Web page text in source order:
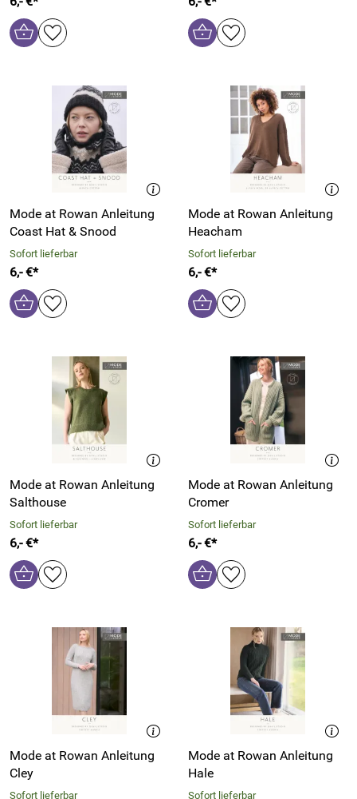
Mode at Rowan Anleitung
Coast Hat & Snood
Sofort lieferbar
6,- €*
Mode at Rowan Anleitung
Heacham
Sofort lieferbar
6,- €*
Mode at Rowan Anleitung
Salthouse
Sofort lieferbar
6,- €*
Mode at Rowan Anleitung
Cromer
Sofort lieferbar
6,- €*
Mode at Rowan Anleitung
Cley
Sofort lieferbar
Mode at Rowan Anleitung
Hale
Sofort lieferbar